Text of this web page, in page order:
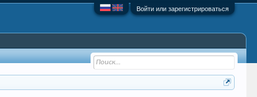
Войти или зарегистрироваться